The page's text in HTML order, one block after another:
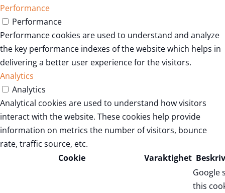
Performance
Performance
Performance cookies are used to understand and analyze
the key performance indexes of the website which helps in
delivering a better user experience for the visitors.
Analytics
Analytics
Analytical cookies are used to understand how visitors
interact with the website. These cookies help provide
information on metrics the number of visitors, bounce
rate, traffic source, etc.
Cookie
Varaktighet
Google
this